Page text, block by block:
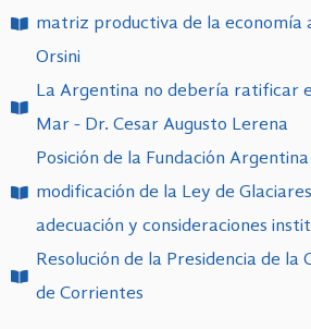
matriz productiva de la economía
Orsini
La Argentina no debería ratificar
Mar - Dr. Cesar Augusto Lerena
Posición de la Fundación
modificación de la Ley de
adecuación y consideraciones
Resolución de la Presidencia de la
de Corrientes